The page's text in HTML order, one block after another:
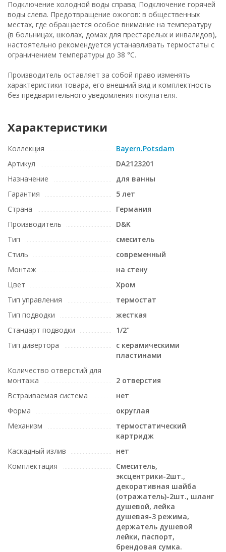
Подключение холодной воды справа; Подключение горячей
воды слева. Предотвращение ожогов: в общественных
местах, где обращается особое внимание на температуру
(в больницах, школах, домах для престарелых и инвалидов),
настоятельно рекомендуется устанавливать термостаты с
ограничением температуры до 38 °C.
Производитель оставляет за собой право изменять
характеристики товара, его внешний вид и комплектность
без предварительного уведомления покупателя.
Характеристики
Коллекция
Bayern.Potsdam
Артикул
DA2123201
Назначение
для ванны
Гарантия
5 лет
Страна
Германия
Производитель
D&K
Тип
смеситель
Стиль
современный
Монтаж
на стену
Цвет
Хром
Тип управления
термостат
Тип подводки
жесткая
Стандарт подводки
1/2"
Тип дивертора
c керамическими
пластинами
Количество отверстий для
монтажа
2 отверстия
Встраиваемая система
нет
Форма
округлая
Механизм
термостатический
картридж
Каскадный излив
нет
Комплектация
Смеситель,
эксцентрики-2шт.,
декоративная шайба
(отражатель)-2шт., шланг
душевой, лейка
душевая-3 режима,
держатель душевой
лейки, паспорт,
брендовая сумка.